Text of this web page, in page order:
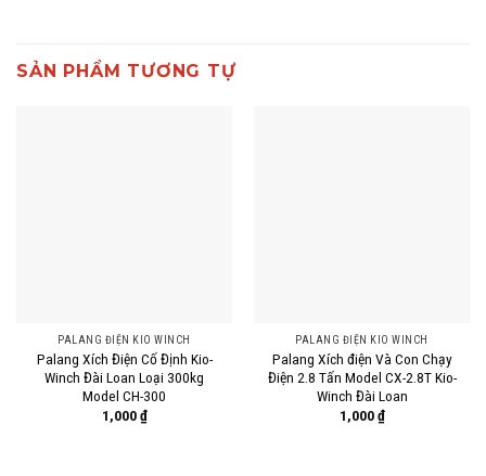
SẢN PHẨM TƯƠNG TỰ
PALANG ĐIỆN KIO WINCH
Palang Xích Điện Cố Định Kio-
Winch Đài Loan Loại 300kg
Model CH-300
1,000₫
PALANG ĐIỆN KIO WINCH
Palang Xích điện Và Con Chạy
Điện 2.8 Tấn Model CX-2.8T Kio-
Winch Đài Loan
1,000₫